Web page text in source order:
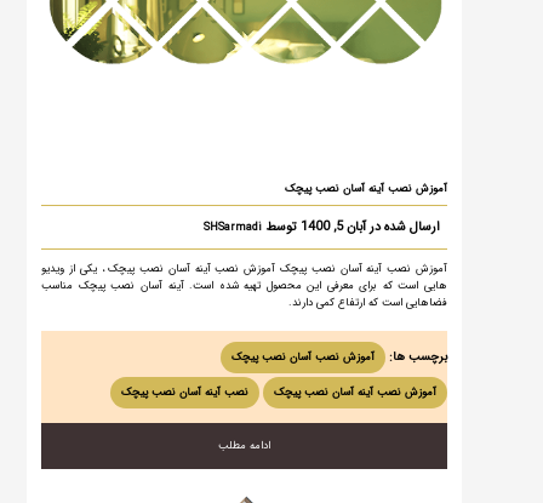
آموزش نصب آینه آسان نصب پیچک
ارسال شده در آبان 5, 1400 توسط SHSarmadi
آموزش نصب آینه آسان نصب پیچک آموزش نصب آینه آسان نصب پیچک ، یکی از ویدیو
هایی است که برای معرفی این محصول تهیه شده است. آینه آسان نصب پیچک مناسب
فضاهایی است که ارتفاع کمی دارند.
برچسب ها: آموزش نصب آسان نصب پیچک
آموزش نصب آینه آسان نصب پیچک نصب آینه آسان نصب پیچک
ادامه مطلب